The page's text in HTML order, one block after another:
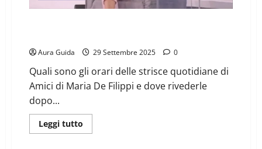
Aura Guida 29 Settembre 2025 0
Quali sono gli orari delle strisce quotidiane di
Amici di Maria De Filippi e dove rivederle
dopo...
Leggi tutto